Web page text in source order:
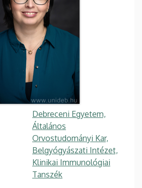
Debreceni Egyetem,
Általános
Orvostudományi Kar,
Belgyógyászati Intézet,
Klinikai Immunológiai
Tanszék